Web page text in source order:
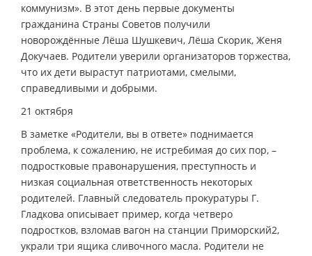
коммунизм». В этот день первые документы
гражданина Страны Советов получили
новорождённые Лёша Шушкевич, Лёша Скорик, Женя
Докучаев. Родители уверили организаторов торжества,
что их дети вырастут патриотами, смелыми,
справедливыми и добрыми.
21 октября
В заметке «Родители, вы в ответе» поднимается
проблема, к сожалению, не истребимая до сих пор, –
подростковые правонарушения, преступность и
низкая социальная ответственность некоторых
родителей. Главный следователь прокуратуры Г.
Гладкова описывает пример, когда четверо
подростков, взломав вагон на станции Приморский­2,
украли три ящика сливочного масла. Родители не